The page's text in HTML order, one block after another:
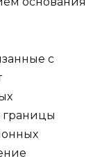
с
границы